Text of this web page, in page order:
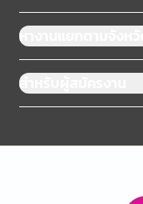
หางานแยกตามจังหวั
สำหรับผู้สมัครงาน